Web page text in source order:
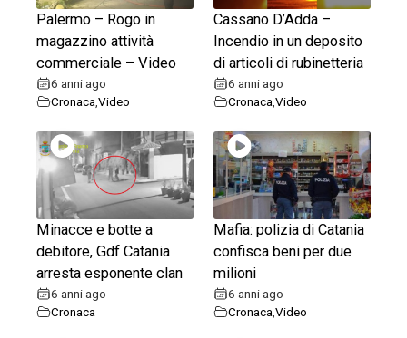
Palermo – Rogo in
magazzino attività
commerciale – Video
6 anni ago
Cronaca,Video
Cassano D’Adda –
Incendio in un deposito
di articoli di rubinetteria
6 anni ago
Cronaca,Video
Minacce e botte a
debitore, Gdf Catania
arresta esponente clan
6 anni ago
Cronaca
Mafia: polizia di Catania
confisca beni per due
milioni
6 anni ago
Cronaca ,Video